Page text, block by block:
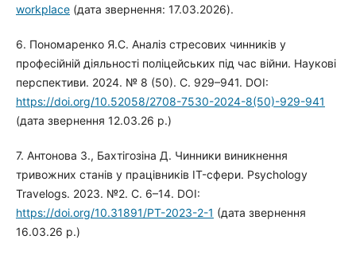
workplace(дата звернення: 17.03.2026).
6. Пономаренко Я.С. Аналіз стресових чинників у
професійній діяльності поліцейських під час війни. Наукові
перспективи. 2024. № 8 (50). С. 929–941. DOI:
https://doi.org/10.52058/2708-7530-2024-8(50)-929-941
(дата звернення 12.03.26 р.)
7. Антонова З., Бахтігозіна Д. Чинники виникнення
тривожних станів у працівників IT-сфери. Psychology
Travelogs. 2023. №2. С. 6–14. DOI:
https://doi.org/10.31891/PT-2023-2-1 (дата звернення
16.03.26 р.)